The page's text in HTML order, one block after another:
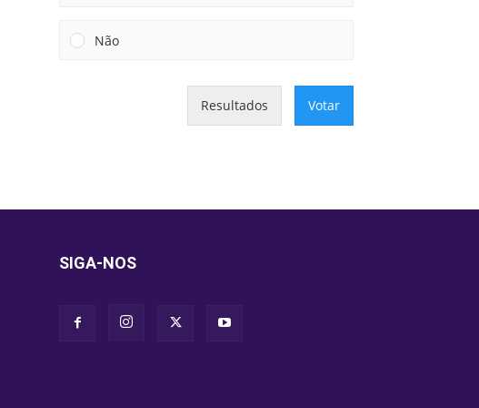
Não
Resultados Votar
SIGA-NOS